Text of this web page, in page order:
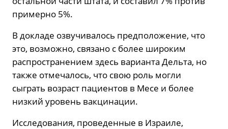
примерно 5%.
В докладе озвучивалось предположение, что
это, возможно, связано с более широким
распространением здесь варианта Дельта, но
также отмечалось, что свою роль могли
сыграть возраст пациентов в Месе и более
низкий уровень вакцинации.
Исследования, проведенные в Израиле,